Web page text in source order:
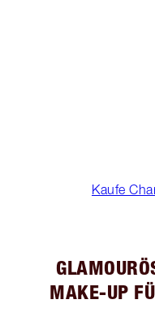
Kaufe
MAKE-UP